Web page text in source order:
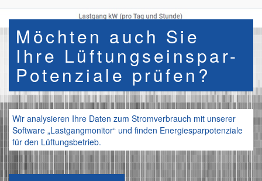
Möchten auch Sie
Ihre Lüftungseinspar-
Potenziale prüfen?
Wir analysieren Ihre Daten zum Stromverbrauch mit unserer
Software „Lastgangmonitor“ und finden Energiesparpotenziale
für den Lüftungsbetrieb.